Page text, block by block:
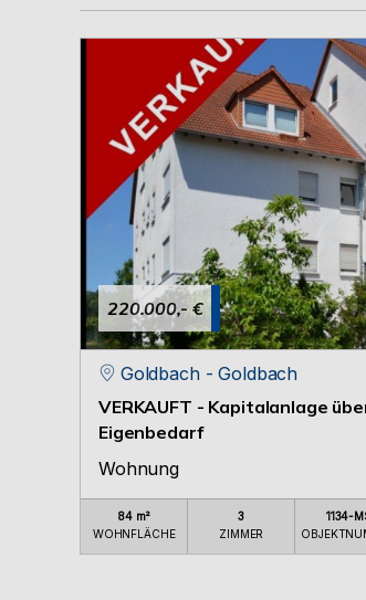
220.000,- €
Goldbach - Goldbach
VERKAUFT - Kapitalanlage
Eigenbedarf
Wohnung
84 m²
WOHNFLÄCHE
3
ZIMMER
1134-